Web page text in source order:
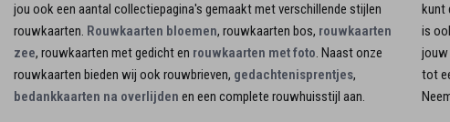
jou ook een aantal collectiepagina's gemaakt met verschillende stijlen
rouwkaarten. Rouwkaarten bloemen, rouwkaarten bos, rouwkaarten
zee, rouwkaarten met gedicht en rouwkaarten met foto. Naast onze
rouwkaarten bieden wij ook rouwbrieven, gedachtenisprentjes,
bedankkaarten na overlijden en een complete rouwhuisstijl aan.
kunt
is
jouw
tot